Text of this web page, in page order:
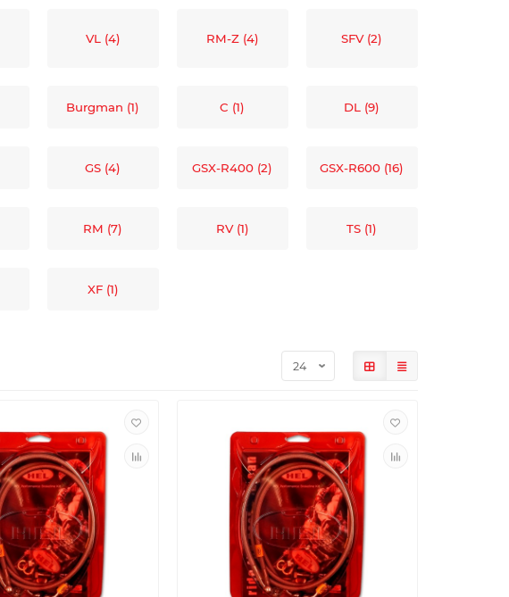
VL (4) RM-Z (4) SFV (2)
Burgman (1) C (1) DL (9)
GS (4) GSX-R400 (2) GSX-R600 (16)
RM (7) RV (1) TS (1)
XF (1)